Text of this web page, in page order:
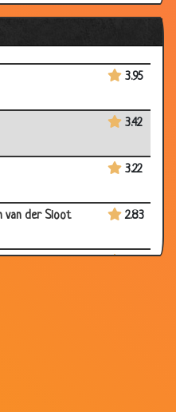
3.95
3.42
3.22
van der Sloot 2.83